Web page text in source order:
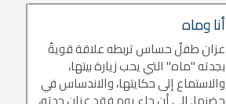
أنا وماه
عزان طفلٌ حساس تربطه علاقة قويةٌ
بجدته "ماه" التي يحب زيارة بيتها،
والاستماع إلى حكايتها، والاندساس في